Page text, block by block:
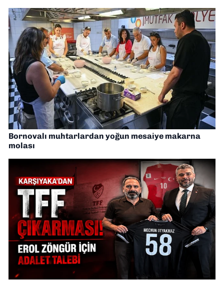
Bornovalı muhtarlardan yoğun mesaiye makarna
molası